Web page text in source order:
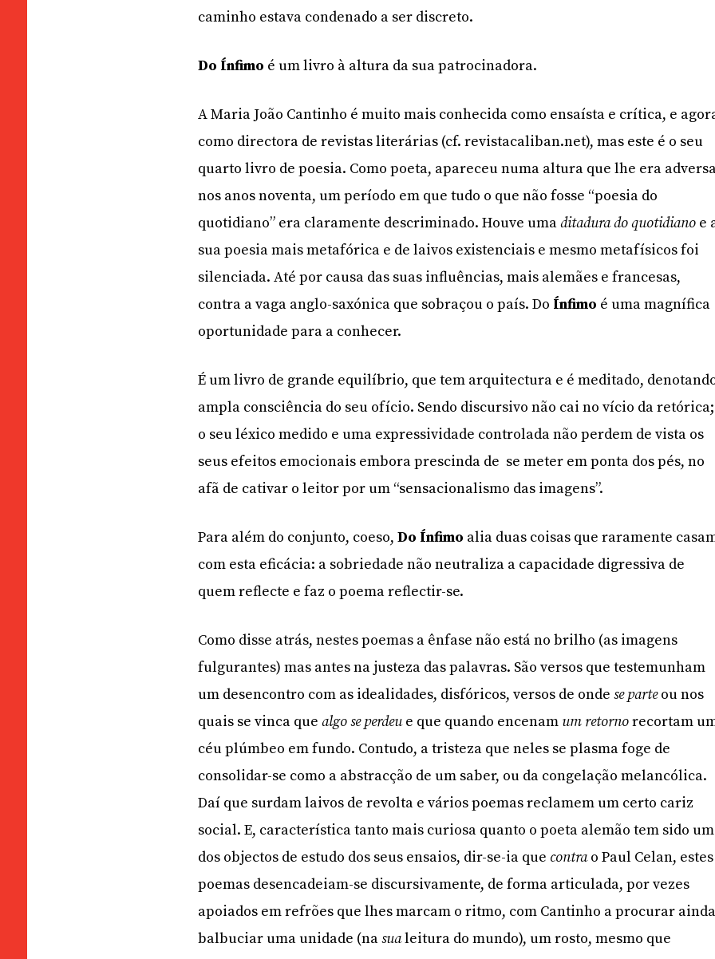
caminho estava condenado a ser discreto.
Do Ínfimo é um livro à altura da sua patrocinadora.
A Maria João Cantinho é muito mais conhecida como ensaísta e crítica, e
como directora de revistas literárias (cf. revistacaliban.net), mas este é o seu
quarto livro de poesia. Como poeta, apareceu numa altura que lhe era
nos anos noventa, um período em que tudo o que não fosse “poesia do
quotidiano” era claramente descriminado. Houve umaditadura do quotidiano e
sua poesia mais metafórica e de laivos existenciais e mesmo metafísicos foi
silenciada. Até por causa das suas influências, mais alemães e francesas,
contra a vaga anglo-saxónica que sobraçou o país. Do Ínfimo é uma magnífica
oportunidade para a conhecer.
É um livro de grande equilíbrio, que tem arquitectura e é meditado,
ampla consciência do seu ofício. Sendo discursivo não cai no vício da retórica;
o seu léxico medido e uma expressividade controlada não perdem de vista os
seus efeitos emocionais embora prescinda de se meter em ponta dos pés, no
afã de cativar o leitor por um “sensacionalismo das imagens”.
Para além do conjunto, coeso,Do Ínfimo alia duas coisas que raramente
com esta eficácia: a sobriedade não neutraliza a capacidade digressiva de
quem reflecte e faz o poema reflectir-se.
Como disse atrás, nestes poemas a ênfase não está no brilho (as imagens
fulgurantes) mas antes na justeza das palavras. São versos que testemunham
um desencontro com as idealidades, disfóricos, versos de ondese parteou nos
quais se vinca quealgo se perdeue que quando encenam um retornorecortam
céu plúmbeo em fundo. Contudo, a tristeza que neles se plasma foge de
consolidar-se como a abstracção de um saber, ou da congelação melancólica.
Daí que surdam laivos de revolta e vários poemas reclamem um certo cariz
social. E, característica tanto mais curiosa quanto o poeta alemão tem sido um
dos objectos de estudo dos seus ensaios, dir-se-ia que contrao Paul Celan, estes
poemas desencadeiam-se discursivamente, de forma articulada, por vezes
apoiados em refrões que lhes marcam o ritmo, com Cantinho a procurar
balbuciar uma unidade (nasualeitura do mundo), um rosto, mesmo que